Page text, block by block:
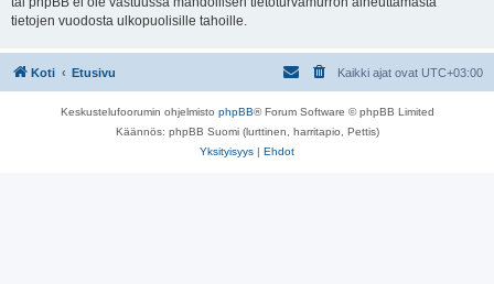
tietojen vuodosta ulkopuolisille tahoille.
Koti Etusivu Kaikki ajat ovat UTC+03:00
Keskustelufoorumin ohjelmisto phpBB® Forum Software © phpBB Limited
Käännös: phpBB Suomi (lurttinen, harritapio, Pettis)
Yksityisyys | Ehdot